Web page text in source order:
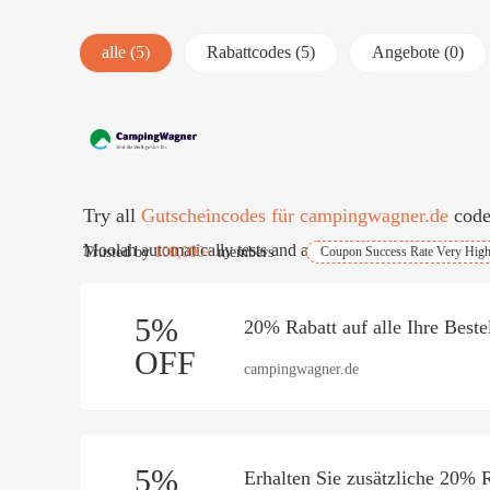
alle (5) Rabattcodes (5) Angebote (0)
Try all Gutscheincodes für campingwagner.de codes
Moolah automatically tests and applies best coupons for
Trusted by100,000+members Coupon Success Rate Very High
5%
OFF
20% Rabatt auf alle Ihre
campingwagner.de
5%
Erhalten Sie zusätzliche 20%